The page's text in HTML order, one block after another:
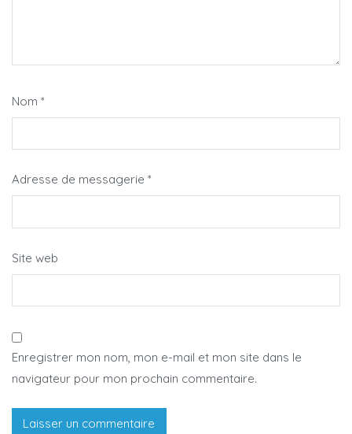
Nom *
Adresse de messagerie *
Site web
Enregistrer mon nom, mon e-mail et mon site dans le
navigateur pour mon prochain commentaire.